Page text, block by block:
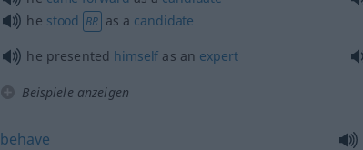
he stood BR as a candidate
he presented himself as an expert
Beispiele anzeigen
behave